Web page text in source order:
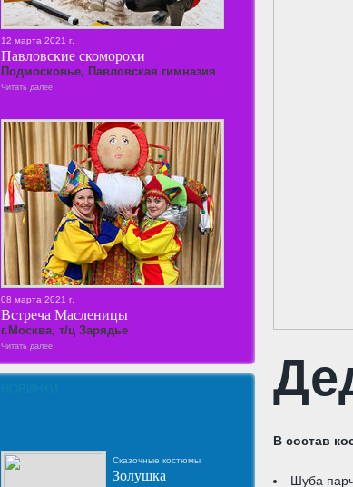
12 марта 2021 г.
Павловские скоморохи
Подмосковье, Павловская гимназия
Читать далее
08 марта 2021 г.
Встреча Масленицы
г.Москва, т/ц Зарядье
Читать далее
Сказочные костюмы
Золушка
В состав
Шуба